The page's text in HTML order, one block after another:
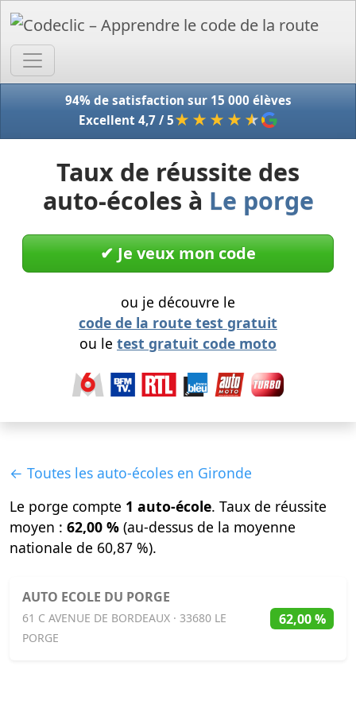
94% de satisfaction sur 15 000 élèves
Excellent 4,7 / 5★★★★ ★
Taux de réussite des
auto-écoles à Le porge
✔︎ Je veux mon code
ou je découvre le
code de la route test gratuit
ou le test gratuit code moto
← Toutes les auto-écoles en Gironde
Le porge compte 1 auto-école. Taux de réussite
moyen : 62,00 % (au-dessus de la moyenne
nationale de 60,87 %).
AUTO ECOLE DU PORGE
61 C AVENUE DE BORDEAUX · 33680 LE
PORGE
62,00 %